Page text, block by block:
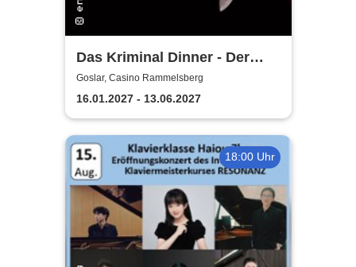
Das Kriminal Dinner - Der
Polterabendkiller
Goslar, Casino Rammelsberg
16.01.2027 - 13.06.2027
18:00 Uhr